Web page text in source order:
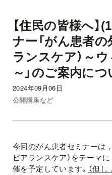
【住民の皆様へ】
ナー「がん患者
ランスケア）～
～」のご案内につ
2024年09月06日
公開講座など
今回のがん患者セミナーは
ピアランスケア）をテーマ
催を予定しています。 （但